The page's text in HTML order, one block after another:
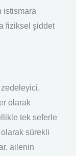
istismara
fiziksel şiddet
olarak
tek seferle
olarak sürekli
ailenin